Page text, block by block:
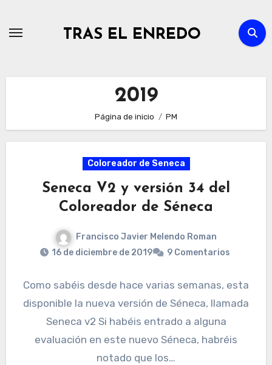
TRAS EL ENREDO
2019
Página de inicio PM
Coloreador de Seneca
Seneca V2 y versión 34 del
Coloreador de Séneca
Francisco Javier Melendo Roman
16 de diciembre de 2019
9 Comentarios
Como sabéis desde hace varias semanas, esta
disponible la nueva versión de Séneca, llamada
Seneca v2 Si habéis entrado a alguna
evaluación en este nuevo Séneca, habréis
notado que los…